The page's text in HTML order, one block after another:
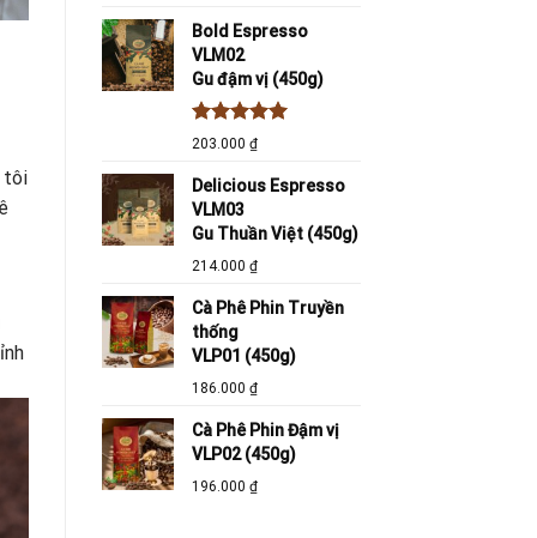
tôi
Bold Espresso
VLM02
Gu đậm vị (450g)
Được xếp
5 sao
203.000 ₫
Delicious Espresso
VLM03
Gu Thuần Việt (450g)
214.000 ₫
Cà Phê Phin Truyền
thống
VLP01 (450g)
186.000 ₫
Cà Phê Phin Đậm vị
VLP02 (450g)
196.000 ₫